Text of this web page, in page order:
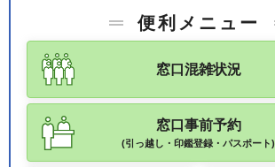
便利メニュー
窓口混雑状況
窓口事前予約
(引っ越し・印鑑登録・パスポート)